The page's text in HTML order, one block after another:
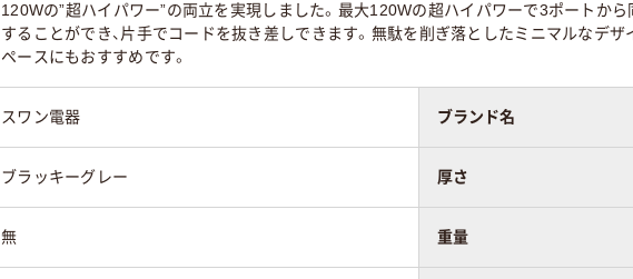
120Wの”超ハイパワー”の両立を実現しました。最大120Wの超ハイパワーで3ポートか
することができ、片手でコードを抜き差しできます。無駄を削ぎ落としたミニマルなデザ
ペースにもおすすめです。
スワン電器 ブランド名
ブラッキーグレー 厚さ
無 重量